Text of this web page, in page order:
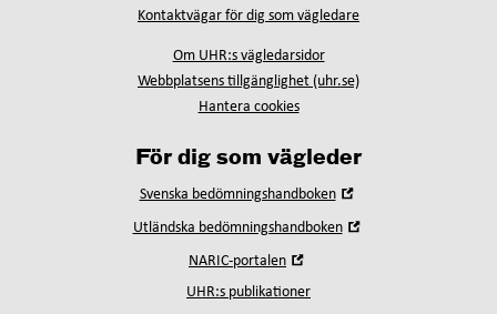
Kontaktvägar för dig som vägledare
Om UHR:s vägledarsidor
Webbplatsens tillgänglighet (uhr.se)
Hantera cookies
För dig som vägleder
Svenska bedömningshandboken
nytt
Utländska bedömningshandboken
NARIC-portalen
nytt
UHR:s publikationer